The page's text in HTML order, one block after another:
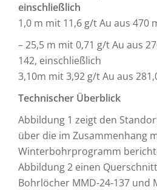
einschließlich
1,0 m mit 11,6 g/t Au aus 470
– 25,5 m mit 0,71 g/t Au aus
142, einschließlich
3,10m mit 3,92 g/t Au aus
Technischer Überblick
Abbildung 1 zeigt den
über die im Zusammenhang
Winterbohrprogramm
Abbildung 2 einen
Bohrlöcher MMD-24-137 und